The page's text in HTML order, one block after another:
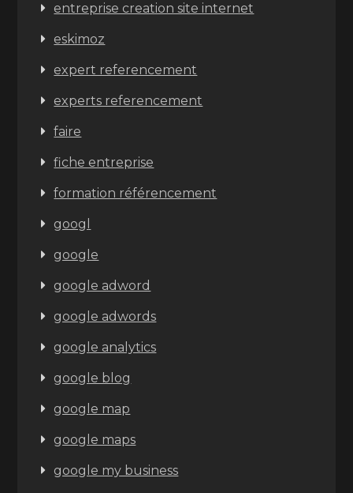
entreprise creation site internet
eskimoz
expert referencement
experts referencement
faire
fiche entreprise
formation référencement
googl
google
google adword
google adwords
google analytics
google blog
google map
google maps
google my business